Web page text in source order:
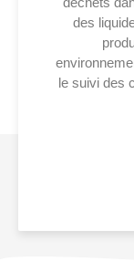
des
le suivi des